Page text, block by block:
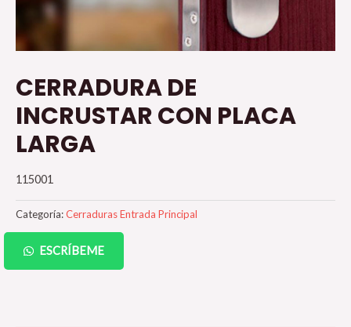
CERRADURA DE
INCRUSTAR CON PLACA
LARGA
115001
Categoría:Cerraduras Entrada Principal
ESCRÍBEME